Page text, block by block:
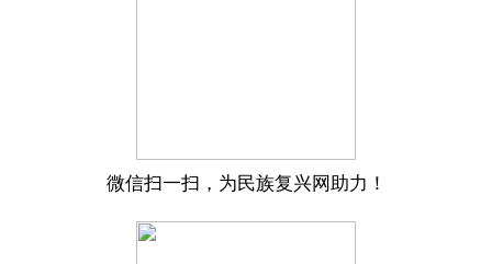
微信扫一扫，为民族复兴网助力！